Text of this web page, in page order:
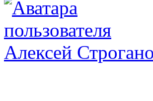
Алексей